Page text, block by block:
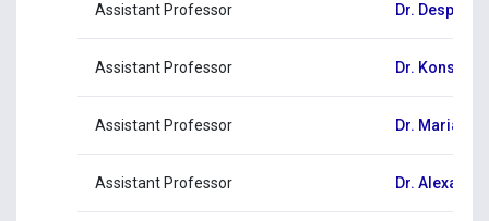
Assistant Professor Dr. Despina
Assistant Professor Dr.
Assistant Professor Dr. Maria
Assistant Professor Dr.